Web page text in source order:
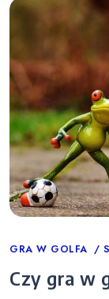
Categories
GRA W GOLFA
Czy gra w